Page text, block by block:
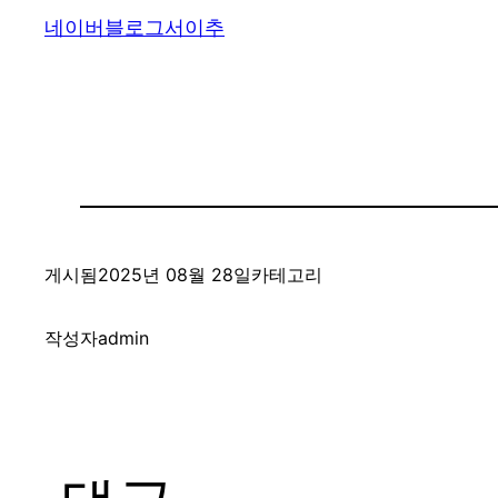
네이버블로그서이추
게시됨2025년 08월 28일카테고리
작성자admin